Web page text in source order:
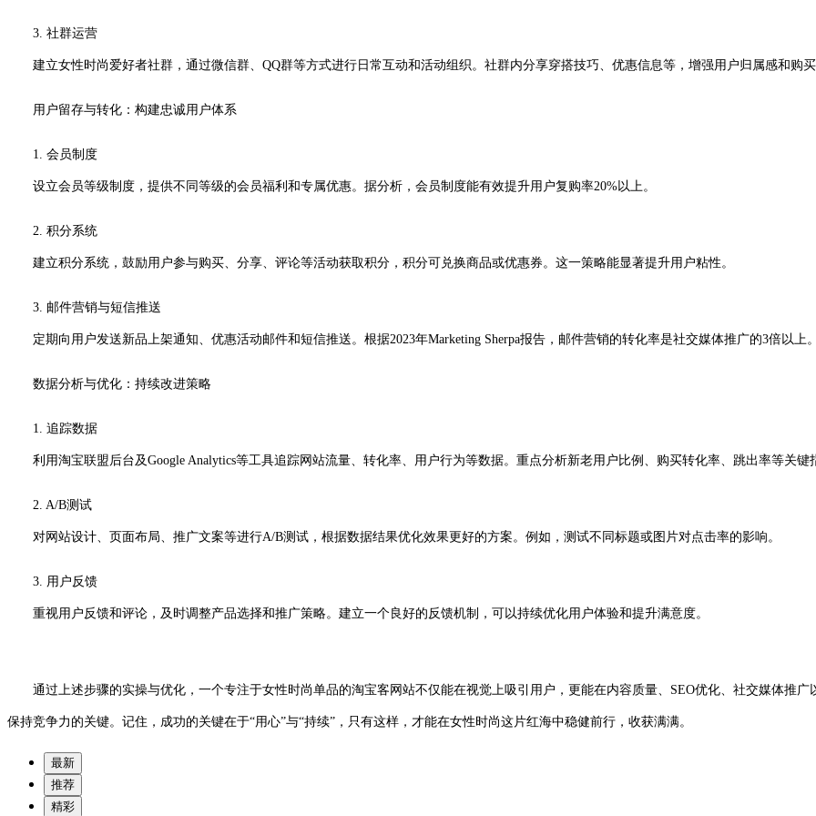
3. 社群运营
建立女性时尚爱好者社群，通过微信群、QQ群等方式进行日常互动和活动组织。社群内分享穿搭技巧、优惠信息等，增强用户归属感和购买
用户留存与转化：构建忠诚用户体系
1. 会员制度
设立会员等级制度，提供不同等级的会员福利和专属优惠。据分析，会员制度能有效提升用户复购率20%以上。
2. 积分系统
建立积分系统，鼓励用户参与购买、分享、评论等活动获取积分，积分可兑换商品或优惠券。这一策略能显著提升用户粘性。
3. 邮件营销与短信推送
定期向用户发送新品上架通知、优惠活动邮件和短信推送。根据2023年Marketing Sherpa报告，邮件营销的转化率是社交媒体推广的3倍以上。
数据分析与优化：持续改进策略
1. 追踪数据
利用淘宝联盟后台及Google Analytics等工具追踪网站流量、转化率、用户行为等数据。重点分析新老用户比例、购买转化率、跳出率等关键
2. A/B测试
对网站设计、页面布局、推广文案等进行A/B测试，根据数据结果优化效果更好的方案。例如，测试不同标题或图片对点击率的影响。
3. 用户反馈
重视用户反馈和评论，及时调整产品选择和推广策略。建立一个良好的反馈机制，可以持续优化用户体验和提升满意度。
通过上述步骤的实操与优化，一个专注于女性时尚单品的淘宝客网站不仅能在视觉上吸引用户，更能在内容质量、SEO优化、社交媒体推广
保持竞争力的关键。记住，成功的关键在于“用心”与“持续”，只有这样，才能在女性时尚这片红海中稳健前行，收获满满。
最新
推荐
精彩